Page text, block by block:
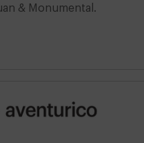
& Monumental.